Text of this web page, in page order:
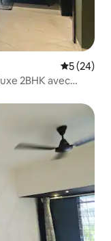
5 (24)
2BHK avec